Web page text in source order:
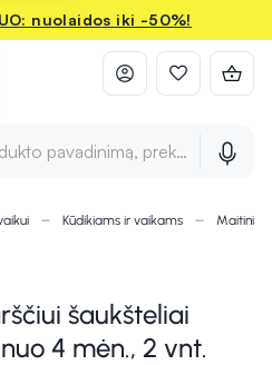
nuolaidos iki -50%!
pavadinimą, prekės ženklą ir
Kūdikiams ir vaikams
šaukšteliai
4 mėn., 2 vnt.